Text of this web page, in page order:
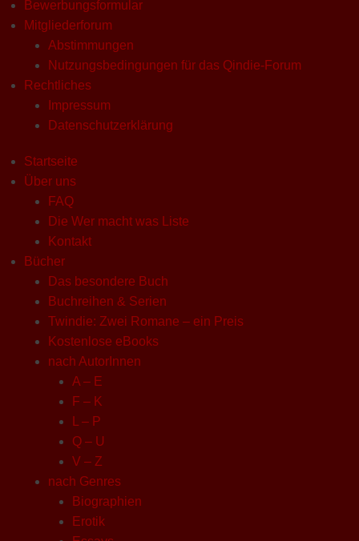
Bewerbungsformular
Mitgliederforum
Abstimmungen
Nutzungsbedingungen für das Qindie-Forum
Rechtliches
Impressum
Datenschutzerklärung
Startseite
Über uns
FAQ
Die Wer macht was Liste
Kontakt
Bücher
Das besondere Buch
Buchreihen & Serien
Twindie: Zwei Romane – ein Preis
Kostenlose eBooks
nach AutorInnen
A – E
F – K
L – P
Q – U
V – Z
nach Genres
Biographien
Erotik